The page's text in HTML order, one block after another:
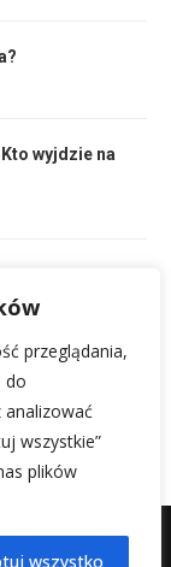
przeglądania,
do
wszystkie”
plików
wszystko
wyjdzie na
Przewidywania